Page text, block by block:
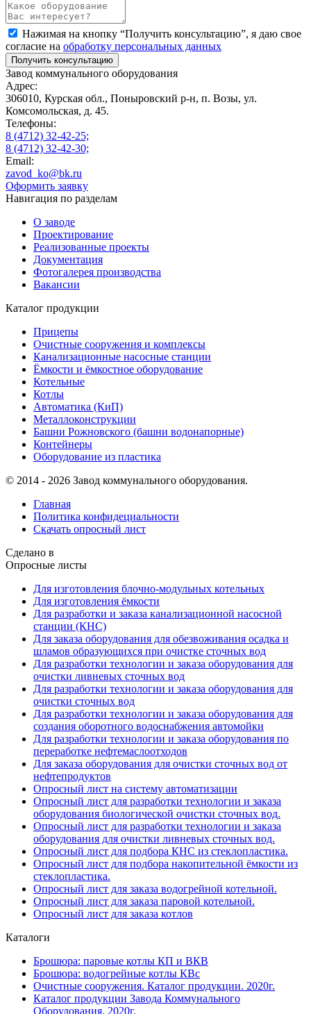
Нажимая на кнопку “Получить консультацию”, я даю свое
согласие на обработку персональных данных
Получить консультацию
Завод коммунального оборудования
Адрес:
306010, Курская обл., Поныровский р-н, п. Возы, ул.
Комсомольская, д. 45.
Телефоны:
8 (4712) 32-42-25;
8 (4712) 32-42-30;
Email:
zavod_ko@bk.ru
Оформить заявку
Навигация по разделам
О заводе
Проектирование
Реализованные проекты
Документация
Фотогалерея производства
Вакансии
Каталог продукции
Прицепы
Очистные сооружения и комплексы
Канализационные насосные станции
Ёмкости и ёмкостное оборудование
Котельные
Котлы
Автоматика (КиП)
Металлоконструкции
Башни Рожновского (башни водонапорные)
Контейнеры
Оборудование из пластика
© 2014 - 2026 Завод коммунального оборудования.
Главная
Политика конфидециальности
Скачать опросный лист
Сделано в
Опросные листы
Для изготовления блочно-модульных котельных
Для изготовления ёмкости
Для разработки и заказа канализационной насосной
станции (КНС)
Для заказа оборудования для обезвоживания осадка и
шламов образующихся при очистке сточных вод
Для разработки технологии и заказа оборудования для
очистки ливневых сточных вод
Для разработки технологии и заказа оборудования для
очистки сточных вод
Для разработки технологии и заказа оборудования для
создания оборотного водоснабжения автомойки
Для разработки технологии и заказа оборудования по
переработке нефтемаслоотходов
Для заказа оборудования для очистки сточных вод от
нефтепродуктов
Опросный лист на систему автоматизации
Опросный лист для разработки технологии и заказа
оборудования биологической очистки сточных вод.
Опросный лист для разработки технологии и заказа
оборудования для очистки ливневых сточных вод.
Опросный лист для подбора КНС из стеклопластика.
Опросный лист для подбора накопительной ёмкости из
стеклопластика.
Опросный лист для заказа водогрейной котельной.
Опросный лист для заказа паровой котельной.
Опросный лист для заказа котлов
Каталоги
Брошюра: паровые котлы КП и ВКВ
Брошюра: водогрейные котлы КВс
Очистные сооружения. Каталог продукции. 2020г.
Каталог продукции Завода Коммунального
Оборудования. 2020г.